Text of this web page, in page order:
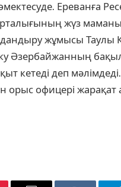
Ереванға
жүз
жұмысы Таулы
Әзербайжанның
кетеді деп мәлімдеді.
орыс офицері жарақат